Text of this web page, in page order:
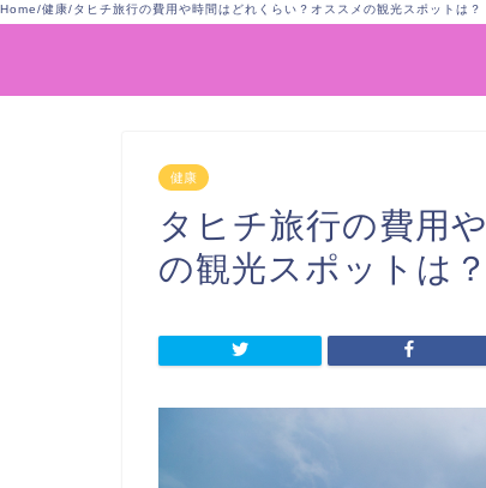
Home/健康/タヒチ旅行の費用や時間はどれくらい？オススメの観光スポットは？
健康
タヒチ旅行の費用
の観光スポットは？